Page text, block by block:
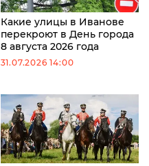
Какие улицы в Иванове
перекроют в День города
8 августа 2026 года
31.07.2026 14:00